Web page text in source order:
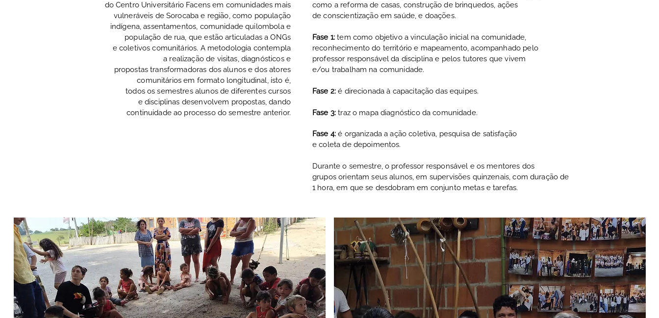
do Centro Universitário Facens em comunidades mais
vulneráveis de Sorocaba e região, como população
indígena, assentamentos, comunidade quilombola e
população de rua, que estão articuladas a ONGs
e coletivos comunitários. A metodologia contempla
a realização de visitas, diagnósticos e
propostas transformadoras dos alunos e dos atores
comunitários em formato longitudinal, isto é,
todos os semestres alunos de diferentes cursos
e disciplinas desenvolvem propostas, dando
continuidade ao processo do semestre anterior.
como a reforma de casas, construção de brinquedos, ações
de conscientização em saúde, e doações.
Fase 1: tem como objetivo a vinculação inicial na comunidade,
reconhecimento do território e mapeamento, acompanhado pelo
professor responsável da disciplina e pelos tutores que vivem
e/ou trabalham na comunidade.
Fase 2: é direcionada à capacitação das equipes.
Fase 3:traz o mapa diagnóstico da comunidade.
Fase 4:é organizada a ação coletiva, pesquisa de satisfação
e coleta de depoimentos.
Durante o semestre, o professor responsável e os mentores dos
grupos orientam seus alunos, em supervisões quinzenais, com duração de
1 hora, em que se desdobram em conjunto metas e tarefas.